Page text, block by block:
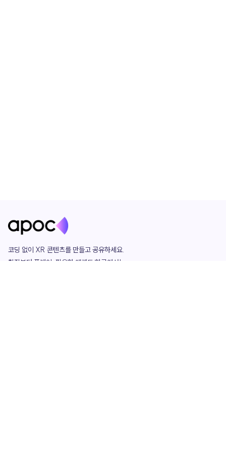
코딩 없이 XR 콘텐츠를 만들고 공유하세요.
창작부터 플레이, 필요한 애셋도 한곳에서!